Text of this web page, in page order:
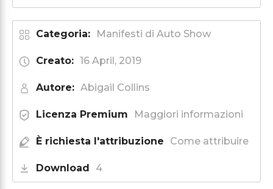
Categoria: Manifesti di Auto Show
Creato: 16 April, 2019
Autore: Abigail Collins
Licenza Premium Maggiori informazioni
È richiesta l'attribuzione Come attribuire
Download 4